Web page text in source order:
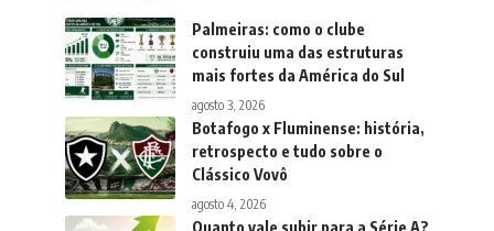
Palmeiras: como o clube
construiu uma das estruturas
mais fortes da América do Sul
agosto 3, 2026
Botafogo x Fluminense: história,
retrospecto e tudo sobre o
Clássico Vovô
agosto 4, 2026